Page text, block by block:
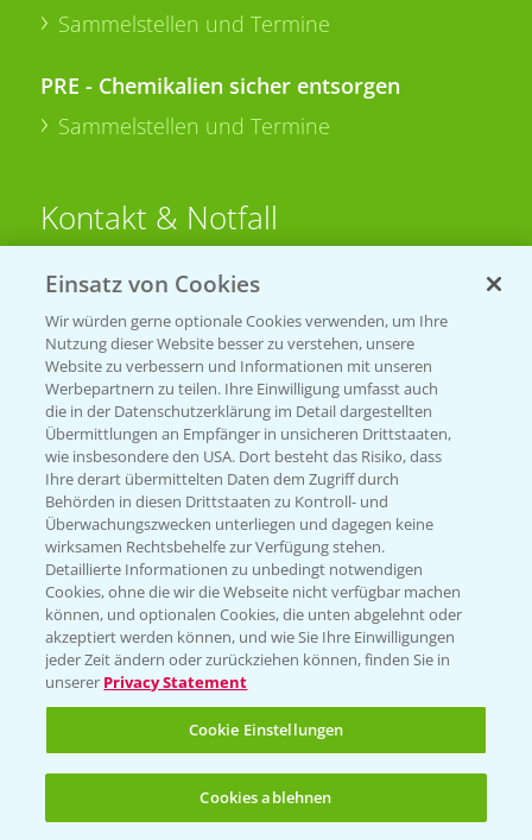
Sammelstellen und Termine
PRE - Chemikalien sicher entsorgen
Sammelstellen und Termine
Kontakt & Notfall
Beratung auf WhatsApp
T.+49 (0)174 346 564 1
KONTAKT
Hilfe in Notfällen
T.+49 (0)214/30-20220
Folgen Sie uns
Einsatz von Cookies
Wir würden gerne optionale Cookies verwenden, um Ihre
Nutzung dieser Website besser zu verstehen, unsere
Website zu verbessern und Informationen mit unseren
Werbepartnern zu teilen. Ihre Einwilligung umfasst auch
die in der Datenschutzerklärung im Detail dargestellten
Übermittlungen an Empfänger in unsicheren Drittstaaten,
wie insbesondere den USA. Dort besteht das Risiko, dass
Ihre derart übermittelten Daten dem Zugriff durch
Behörden in diesen Drittstaaten zu Kontroll- und
Überwachungszwecken unterliegen und dagegen keine
wirksamen Rechtsbehelfe zur Verfügung stehen.
Detaillierte Informationen zu unbedingt notwendigen
Cookies, ohne die wir die Webseite nicht verfügbar machen
können, und optionalen Cookies, die unten abgelehnt oder
akzeptiert werden können, und wie Sie Ihre Einwilligungen
jeder Zeit ändern oder zurückziehen können, finden Sie in
unserer Privacy Statement
Cookie Einstellungen
Cookies ablehnen